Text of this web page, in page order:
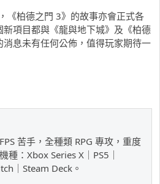
《柏德之門 3》的故事亦會正式各
項目都與《龍與地下城》及《柏德
息未有任何公佈，值得玩家期待一
苦手，全種類 RPG 專攻，重度
種：Xbox Series X｜PS5｜
｜Steam Deck。